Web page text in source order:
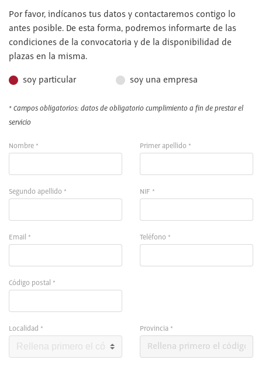
Por favor, indícanos tus datos y contactaremos contigo lo
antes posible. De esta forma, podremos informarte de las
condiciones de la convocatoria y de la disponibilidad de
plazas en la misma.
soy particular soy una empresa
* Campos obligatorios: datos de obligatorio cumplimiento a fin de prestar el
servicio
Nombre * Primer apellido *
Segundo apellido * NIF *
Email * Teléfono *
Código postal *
Localidad * Provincia *